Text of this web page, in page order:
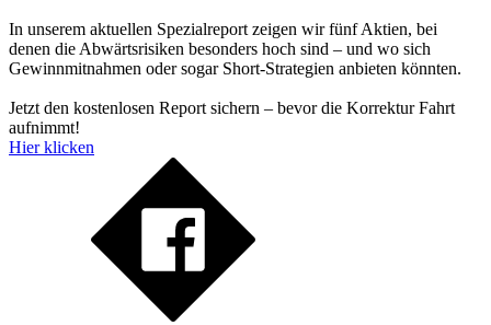
In unserem aktuellen Spezialreport zeigen wir fünf Aktien, bei
denen die Abwärtsrisiken besonders hoch sind – und wo sich
Gewinnmitnahmen oder sogar Short-Strategien anbieten könnten.
Jetzt den kostenlosen Report sichern – bevor die Korrektur Fahrt
aufnimmt!
Hier klicken